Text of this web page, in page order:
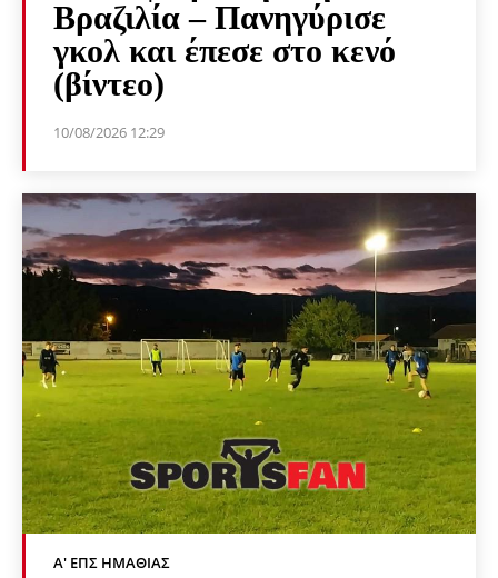
Βραζιλία – Πανηγύρισε
γκολ και έπεσε στο κενό
(βίντεο)
10/08/2026 12:29
Α' ΕΠΣ ΗΜΑΘΊΑΣ